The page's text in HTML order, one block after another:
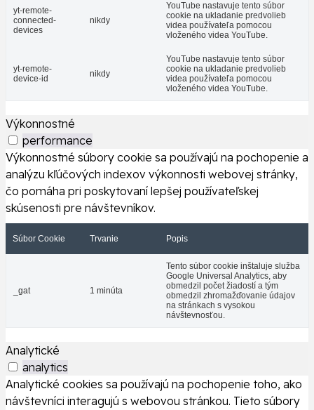
yt-remote-
connected-
devices
nikdy
YouTube nastavuje tento súbor
cookie na ukladanie predvolieb
videa používateľa pomocou
vloženého videa YouTube.
yt-remote-
device-id
nikdy
YouTube nastavuje tento súbor
cookie na ukladanie predvolieb
videa používateľa pomocou
vloženého videa YouTube.
Výkonnostné
performance
Výkonnostné súbory cookie sa používajú na pochopenie a
analýzu kľúčových indexov výkonnosti webovej stránky,
čo pomáha pri poskytovaní lepšej používateľskej
skúsenosti pre návštevníkov.
Súbor Cookie Trvanie Popis
_gat 1 minúta
Tento súbor cookie inštaluje služba
Google Universal Analytics, aby
obmedzil počet žiadostí a tým
obmedzil zhromažďovanie údajov
na stránkach s vysokou
návštevnosťou.
Analytické
analytics
Analytické cookies sa používajú na pochopenie toho, ako
návštevníci interagujú s webovou stránkou. Tieto súbory